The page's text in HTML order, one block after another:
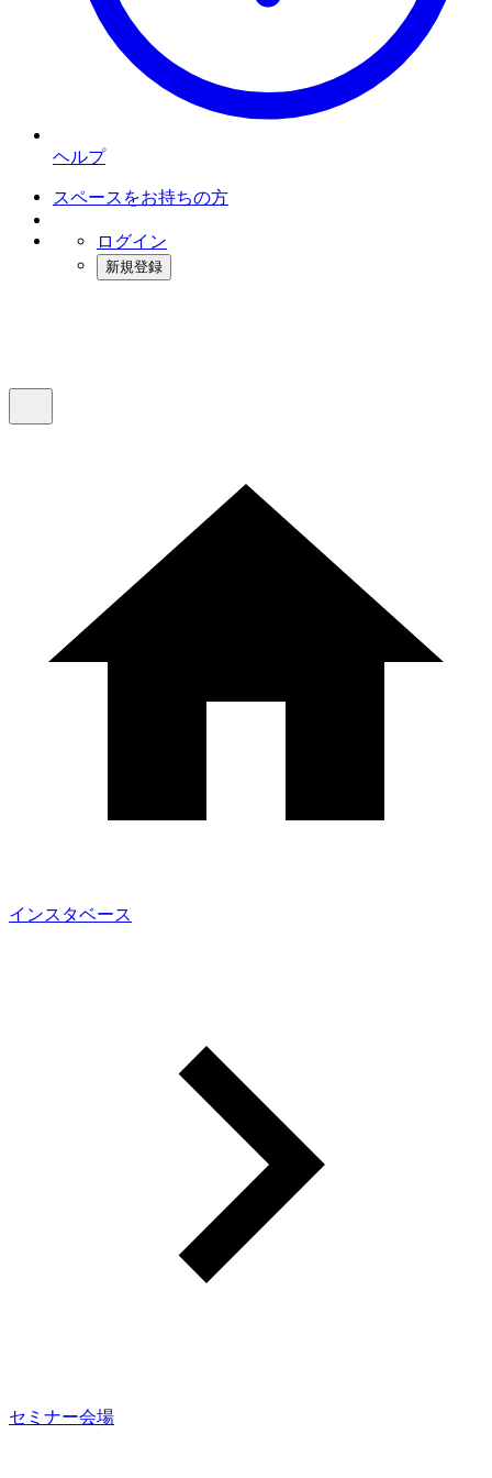
ヘルプ
スペースをお持ちの方
ログイン
新規登録
インスタベース
セミナー会場